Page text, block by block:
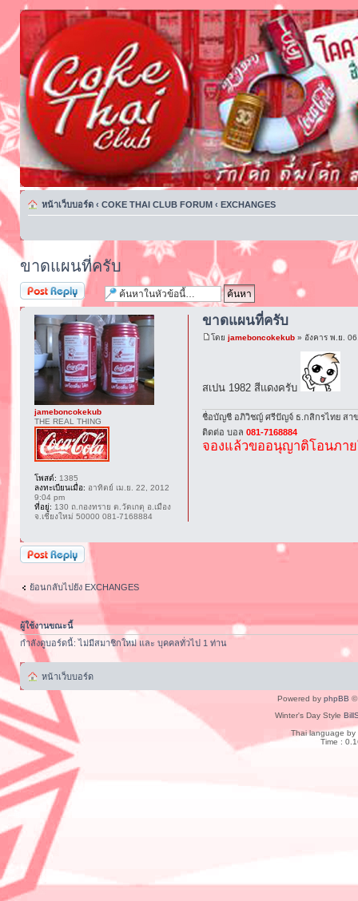
หน้าเว็บบอร์ด ‹ COKE THAI CLUB FORUM ‹ EXCHANGES
ขาดแผนที่ครับ
ตอบกระทู้
ขาดแผนที่ครับ
โดยjameboncokekub » อังคาร พ.ย.
สเปน 1982 สีแดงครับ
ชื่อบัญชี อภิวิชญ์ ศรีปัญจ์ ธ.กสิกรไทย สา
ติดต่อ บอล081-7168884
จองแล้วขออนุญาติโอนภา
jameboncokekub
THE REAL THING
โพสต์: 1385
ลงทะเบียนเมื่อ: อาทิตย์ เม.ย. 22, 2012
9:04 pm
ที่อยู่: 130 ถ.กองทราย ต.วัดเกตุ อ.เมือง
จ.เชียงใหม่ 50000 081-7168884
ตอบกระทู้
ย้อนกลับไปยัง EXCHANGES
ผู้ใช้งานขณะนี้
กำลังดูบอร์ดนี้: ไม่มีสมาชิกใหม่ และ บุคคลทั่วไป 1 ท่าน
หน้าเว็บบอร์ด
Powered by phpBB ©
Winter's Day Style
Thai language by
Time :